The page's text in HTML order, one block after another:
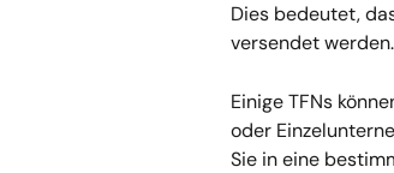
Dies bedeutet,
versendet werden.
Einige TFNs
oder
Sie in eine